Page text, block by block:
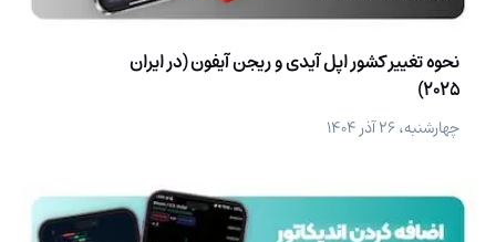
نحوه تغییر کشور اپل آیدی و ریجن آیفون (در ایران
2025)
چهارشنبه، ۲۶ آذر ۱۴۰۴